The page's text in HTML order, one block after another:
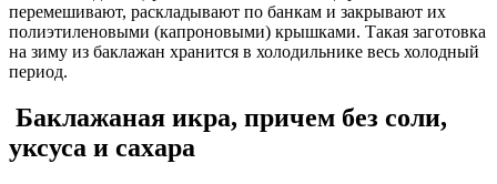
перемешивают, раскладывают по банкам и закрывают их
полиэтиленовыми (капроновыми) крышками. Такая заготовка
на зиму из баклажан хранится в холодильнике весь холодный
период.
Баклажанaя икрa, причем без соли,
уксуса и сахара